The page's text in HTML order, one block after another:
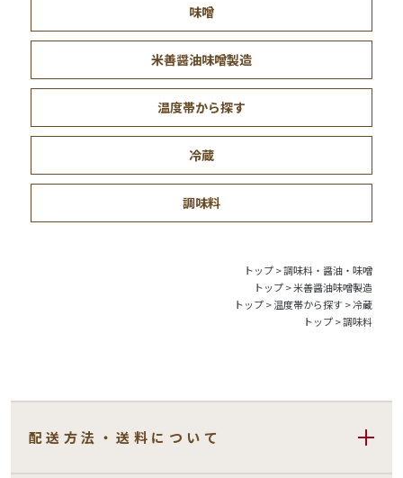
味噌
米善醤油味噌製造
温度帯から探す
冷蔵
調味料
トップ>調味料・醤油・味噌
トップ>米善醤油味噌製造
トップ>温度帯から探す >冷蔵
トップ>調味料
配送方法・送料について